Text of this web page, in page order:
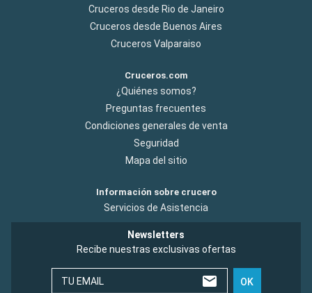
Cruceros desde Rio de Janeiro
Cruceros desde Buenos Aires
Cruceros Valparaiso
Cruceros.com
¿Quiénes somos?
Preguntas frecuentes
Condiciones generales de venta
Seguridad
Mapa del sitio
Información sobre crucero
Servicios de Asistencia
Newsletters
Recibe nuestras exclusivas ofertas
TU EMAIL OK